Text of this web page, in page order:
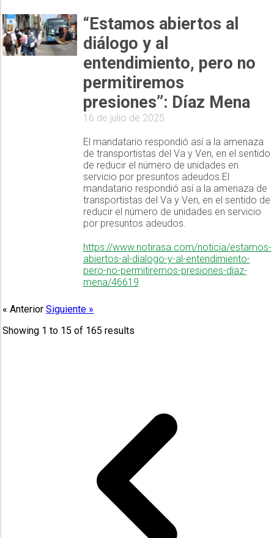
“Estamos abiertos al
diálogo y al
entendimiento, pero no
permitiremos
presiones”: Díaz Mena
16 de julio de 2025
El mandatario respondió así a la amenaza
de transportistas del Va y Ven, en el sentido
de reducir el número de unidades en
servicio por presuntos adeudos.El
mandatario respondió así a la amenaza de
transportistas del Va y Ven, en el sentido de
reducir el número de unidades en servicio
por presuntos adeudos.
https://www.notirasa.com/noticia/estamos-
abiertos-al-dialogo-y-al-entendimiento-
pero-no-permitiremos-presiones-diaz-
mena/46619
« AnteriorSiguiente »
Showing 1 to 15 of 165 results